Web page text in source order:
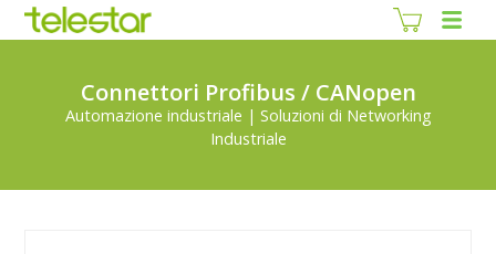
Connettori Profibus / CANopen
Automazione industriale | Soluzioni di Networking
Industriale